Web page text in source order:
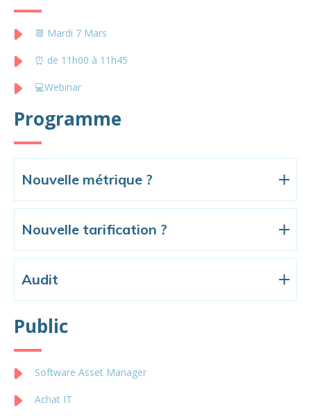
📆 Mardi 7 Mars
⏰ de 11h00 à 11h45
💻Webinar
Programme
Nouvelle métrique ?
Nouvelle tarification ?
Audit
Public
Software Asset Manager
Achat IT